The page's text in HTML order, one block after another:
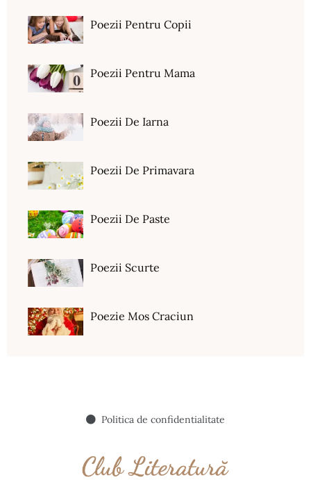
Poezii Pentru Copii
Poezii Pentru Mama
Poezii De Iarna
Poezii De Primavara
Poezii De Paste
Poezii Scurte
Poezie Mos Craciun
Politica de confidentialitate